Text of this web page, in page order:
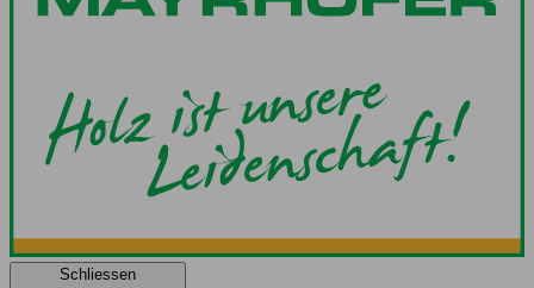
Schliessen